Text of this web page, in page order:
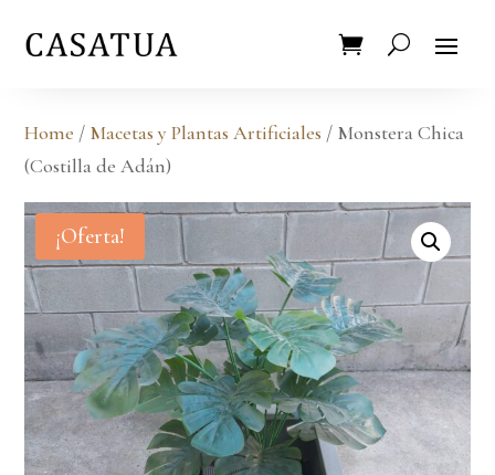
Home / Macetas y Plantas Artificiales / Monstera Chica
(Costilla de Adán)
¡Oferta!